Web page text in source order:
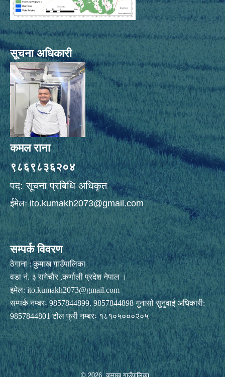
सूचना अधिकारी
कमल राना
९८६९८३६२०४
पद: सूचना प्रबिधि अधिकृत
ईमेलःito.kumakh2073@gmail.com
सम्पर्क विवरण
ठेगाना : कुमाख गाउँपालिका
वडा नं. ३ रागेचाैर ,कर्णाली प्रदेश नेपाल ।
इमेल:ito.kumakh2073@gmail.com
सम्पर्क नम्बरः 9857844899, 9857844898 गुनासो सुनुवाई अधिकारी:
9857844801 टोल फ्री नम्बरः १८१०५०००२०५
© 2026 कुमाख गाउँपालिका